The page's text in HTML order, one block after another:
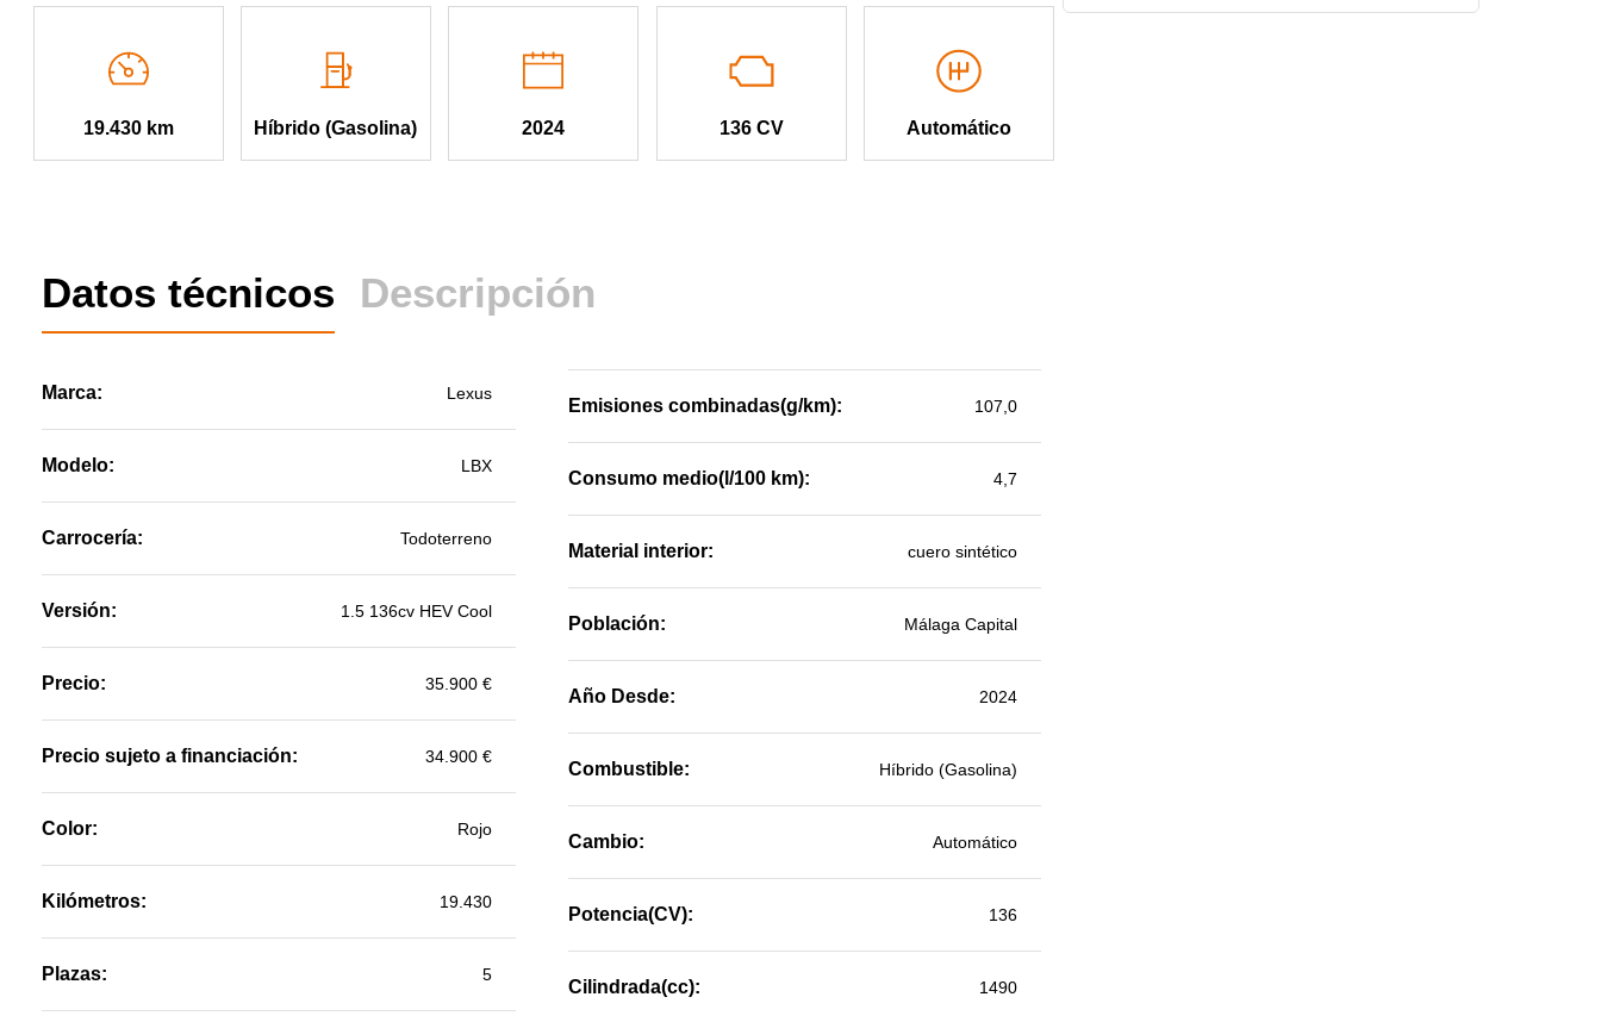
19.430 km Híbrido (Gasolina) 2024 136 CV Automático
Datos técnicos Descripción
Marca: Lexus
Modelo: LBX
Carrocería: Todoterreno
Versión: 1.5 136cv HEV Cool
Precio: 35.900 €
Precio sujeto a financiación: 34.900 €
Color: Rojo
Kilómetros: 19.430
Plazas: 5
Emisiones combinadas(g/km): 107,0
Consumo medio(l/100 km): 4,7
Material interior: cuero sintético
Población: Málaga Capital
Año Desde: 2024
Combustible: Híbrido (Gasolina)
Cambio: Automático
Potencia(CV): 136
Cilindrada(cc): 1490